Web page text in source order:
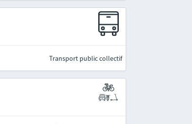
Transport public collectif